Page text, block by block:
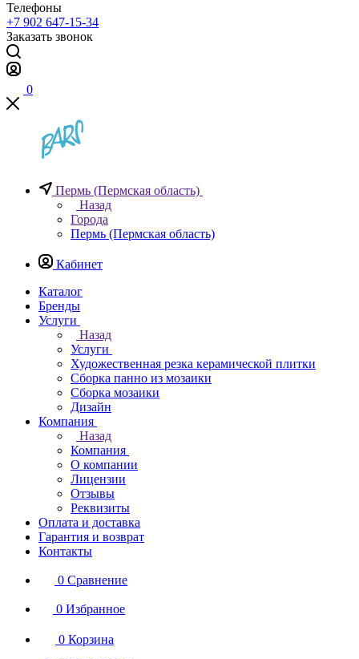
Телефоны
+7 902 647-15-34
Заказать звонок
0
Пермь (Пермская область)
Назад
Города
Пермь (Пермская область)
Кабинет
Каталог
Бренды
Услуги
Назад
Услуги
Художественная резка керамической плитки
Сборка панно из мозаики
Сборка мозаики
Дизайн
Компания
Назад
Компания
О компании
Лицензии
Отзывы
Реквизиты
Оплата и доставка
Гарантия и возврат
Контакты
0 Сравнение
0 Избранное
0 Корзина